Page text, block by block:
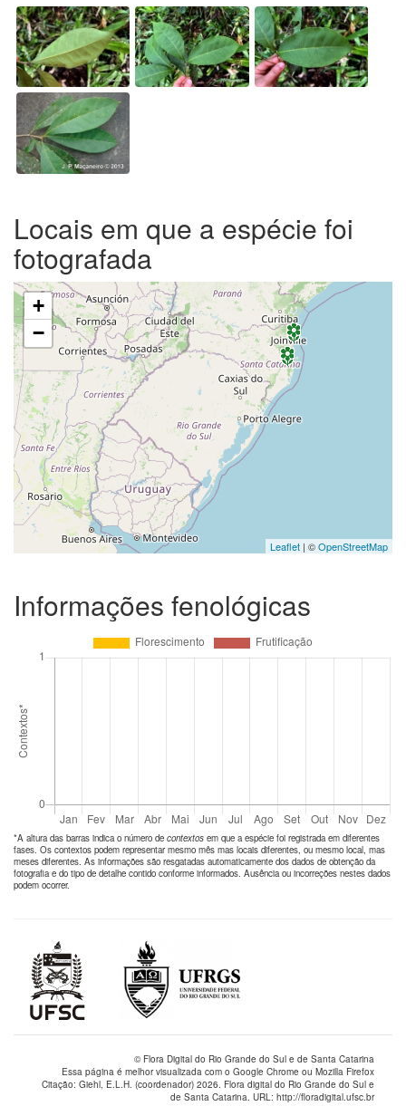
Locais em que a espécie foi
fotografada
+
−
Leaflet | ©OpenStreetMap
Informações fenológicas
*A altura das barras indica o número de contextos em que a espécie foi registrada em diferentes
fases. Os contextos podem representar mesmo mês mas locais diferentes, ou mesmo local, mas
meses diferentes. As informações são resgatadas automaticamente dos dados de obtenção da
fotografia e do tipo de detalhe contido conforme informados. Ausência ou incorreções nestes dados
podem ocorrer.
© Flora Digital do Rio Grande do Sul e de Santa Catarina
Essa página é melhor visualizada com o Google Chrome ou Mozilla Firefox
Citação: Giehl, E.L.H. (coordenador) 2026. Flora digital do Rio Grande do Sul e
de Santa Catarina. URL: http://floradigital.ufsc.br